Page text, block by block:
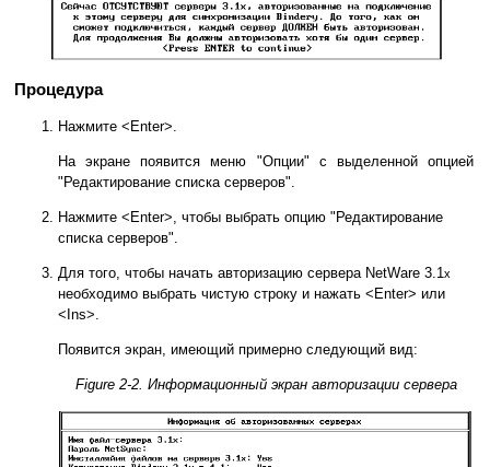
Процедура
Нажмите <Enter>.
На экране появится меню "Опции" с выделенной опцией
"Редактирование списка серверов".
Нажмите <Enter>, чтобы выбрать опцию "Редактирование
списка серверов".
Для того, чтобы начать авторизацию сервера NetWare 3.1x
необходимо выбрать чистую строку и нажать <Enter> или
<Ins>.
Появится экран, имеющий примерно следующий вид:
Figure 2-2. Информационный экран авторизации сервера